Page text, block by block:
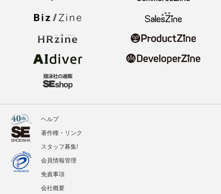
ヘルプ
著作権・リンク
スタッフ募集!
会員情報管理
免責事項
会社概要